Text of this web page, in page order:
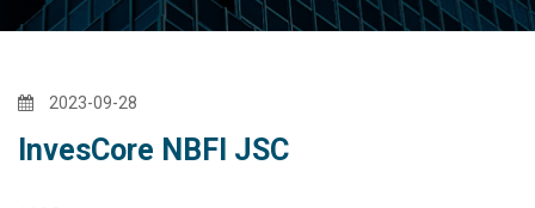
2023-09-28
InvesCore NBFI JSC